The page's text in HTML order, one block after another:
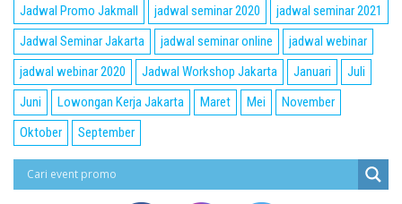
Jadwal Promo Jakmall
jadwal seminar 2020
jadwal seminar 2021
Jadwal Seminar Jakarta
jadwal seminar online
jadwal webinar
jadwal webinar 2020
Jadwal Workshop Jakarta Januari
Juli
Juni
Lowongan Kerja Jakarta Maret Mei
November
Oktober
September